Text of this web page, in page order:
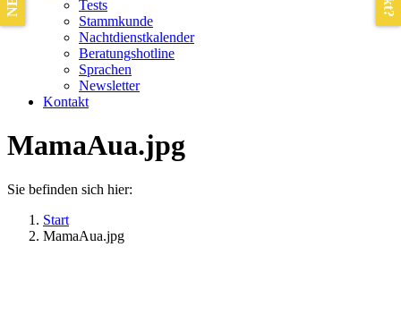
Tests
Stammkunde
Nachtdienstkalender
Beratungshotline
Sprachen
Newsletter
Kontakt
MamaAua.jpg
Sie befinden sich hier:
Start
MamaAua.jpg